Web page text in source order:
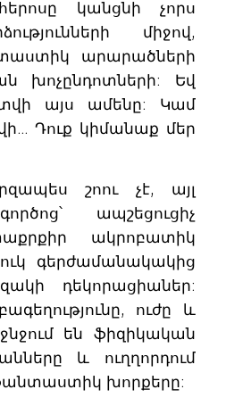
կանցնի չորս
միջով,
արարածների
խոչընդոտների: Եվ
այս ամենը: Կամ
Դուք կիմանաք մեր
շոու չէ, այլ
ապշեցուցիչ
ակրոբատիկ
գերժամանակակից
դեկորացիաներ:
ուժը և
են ֆիզիկական
և ուղղորդում
խորքերը: